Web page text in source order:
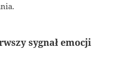
sygnał emocji